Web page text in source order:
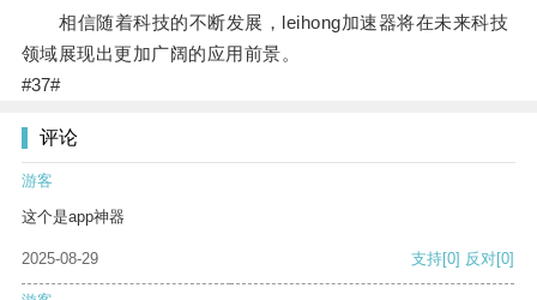
相信随着科技的不断发展，leihong加速器将在未来科技
领域展现出更加广阔的应用前景。
#37#
评论
游客
这个是app神器
2025-08-29 支持[0] 反对[0]